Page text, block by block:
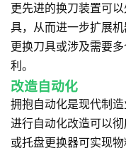
更先进的换刀装置可
具，从而进一步扩展
更换刀具或涉及需要
利。
改造自动化
拥抱自动化是现代制
进行自动化改造可以
或托盘更换器可实现